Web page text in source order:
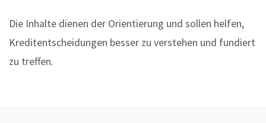
Die Inhalte dienen der Orientierung und sollen helfen,
Kreditentscheidungen besser zu verstehen und fundiert
zu treffen.